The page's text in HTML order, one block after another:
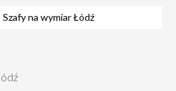
Szafy na wymiar Łódź